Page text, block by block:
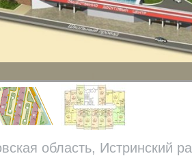
область, Истринский